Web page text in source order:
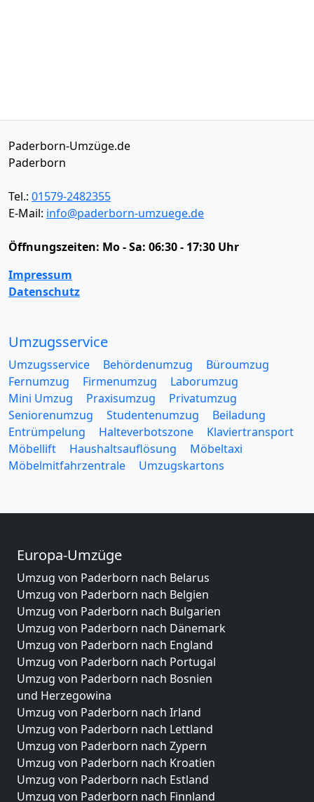
Paderborn-Umzüge.de
Paderborn
Tel.: 01579-2482355
E-Mail: info@paderborn-umzuege.de
Öffnungszeiten: Mo - Sa: 06:30 - 17:30 Uhr
Impressum
Datenschutz
Umzugsservice
Umzugsservice Behördenumzug
Büroumzug
Fernumzug
Firmenumzug
Laborumzug
Mini Umzug
Praxisumzug
Privatumzug
Seniorenumzug
Studentenumzug
Beiladung
Entrümpelung
Halteverbotszone
Klaviertransport
Möbellift
Haushaltsauflösung
Möbeltaxi
Möbelmitfahrzentrale
Umzugskartons
Europa-Umzüge
Umzug von Paderborn nach Belarus
Umzug von Paderborn nach Belgien
Umzug von Paderborn nach Bulgarien
Umzug von Paderborn nach Dänemark
Umzug von Paderborn nach England
Umzug von Paderborn nach Portugal
Umzug von Paderborn nach Bosnien
und Herzegowina
Umzug von Paderborn nach Irland
Umzug von Paderborn nach Lettland
Umzug von Paderborn nach Zypern
Umzug von Paderborn nach Kroatien
Umzug von Paderborn nach Estland
Umzug von Paderborn nach Finnland